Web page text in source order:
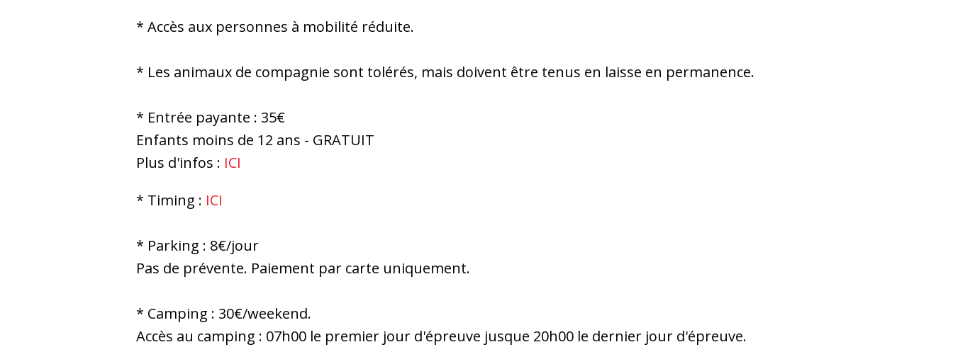
* Accès aux personnes à mobilité réduite.
* Les animaux de compagnie sont tolérés, mais doivent être tenus en laisse en permanence.
* Entrée payante : 35€
Enfants moins de 12 ans - GRATUIT
Plus d'infos : ICI
* Timing : ICI
* Parking : 8€/jour
Pas de prévente. Paiement par carte uniquement.
* Camping : 30€/weekend.
Accès au camping : 07h00 le premier jour d'épreuve jusque 20h00 le dernier jour d'épreuve.